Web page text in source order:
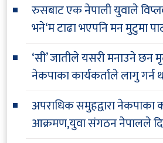
रुसबाट एक नेपाली युवाले
भने‘म टाढा भएपनि मन मुटुमा
‘सी’ जातीले यसरी मनाउने छन
नेकपाका कार्यकर्ताले लागु गर्न
अपराधिक समुहद्वारा नेकपाका
आक्रमण,युवा संगठन नेपालले